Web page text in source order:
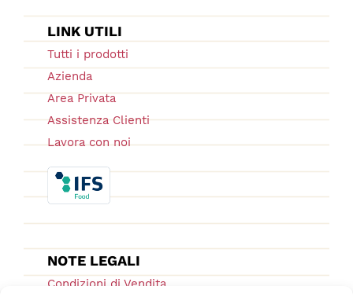
LINK UTILI
Tutti i prodotti
Azienda
Area Privata
Assistenza Clienti
Lavora con noi
NOTE LEGALI
Condizioni di Vendita